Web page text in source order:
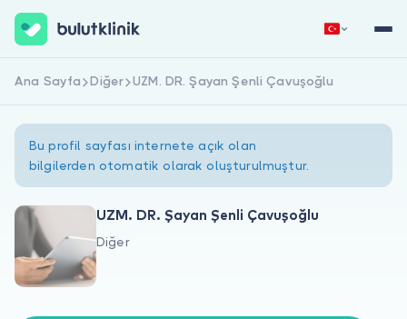
Hakkımızda
Hemen Kaydol Giriş Yap
Ana Sayfa Diğer UZM. DR. Şayan Şenli Çavuşoğlu
Bu profil sayfası internete açık olan
bilgilerden otomatik olarak oluşturulmuştur.
UZM. DR. Şayan Şenli Çavuşoğlu
Diğer